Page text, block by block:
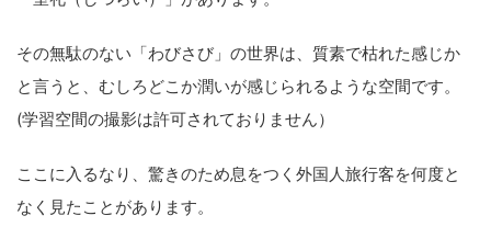
その無駄のない「わびさび」の世界は、質素で枯れた感じか
と言うと、むしろどこか潤いが感じられるような空間です。
(学習空間の撮影は許可されておりません）
ここに入るなり、驚きのため息をつく外国人旅行客を何度と
なく見たことがあります。